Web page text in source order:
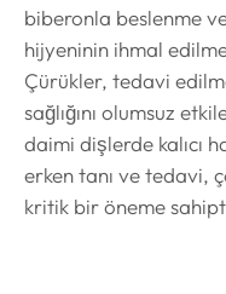
biberonla beslenme
hijyeninin ihmal
Çürükler, tedavi
sağlığını olumsuz
daimi dişlerde kalıcı
erken tanı ve tedavi,
kritik bir öneme